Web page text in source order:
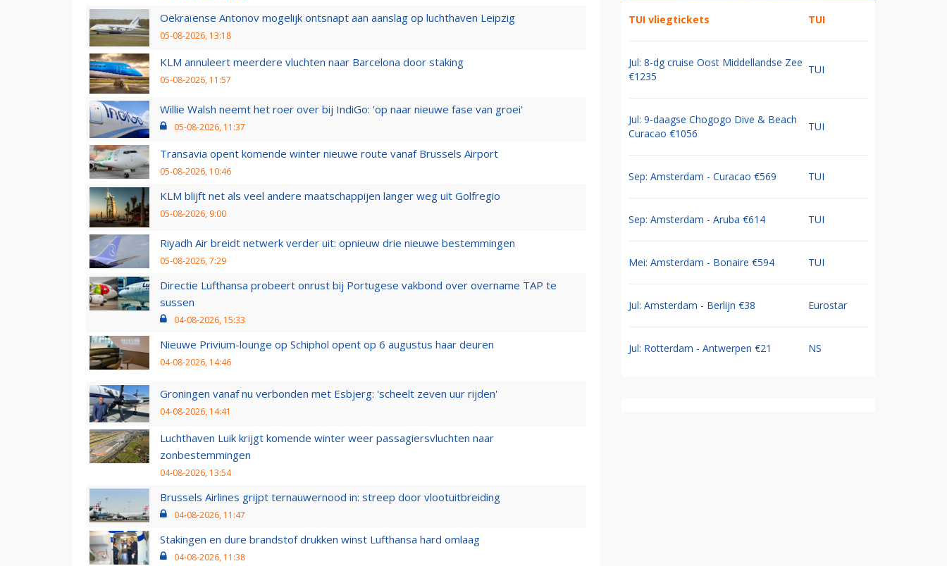
Oekraïense Antonov mogelijk ontsnapt aan aanslag op luchthaven Leipzig
05-08-2026, 13:18
KLM annuleert meerdere vluchten naar Barcelona door staking
05-08-2026, 11:57
Willie Walsh neemt het roer over bij IndiGo: 'op naar nieuwe fase van groei'
05-08-2026, 11:37
Transavia opent komende winter nieuwe route vanaf Brussels Airport
05-08-2026, 10:46
KLM blijft net als veel andere maatschappijen langer weg uit Golfregio
05-08-2026, 9:00
Riyadh Air breidt netwerk verder uit: opnieuw drie nieuwe bestemmingen
05-08-2026, 7:29
Directie Lufthansa probeert onrust bij Portugese vakbond over overname TAP te
sussen
04-08-2026, 15:33
Nieuwe Privium-lounge op Schiphol opent op 6 augustus haar deuren
04-08-2026, 14:46
Groningen vanaf nu verbonden met Esbjerg: 'scheelt zeven uur rijden'
04-08-2026, 14:41
Luchthaven Luik krijgt komende winter weer passagiersvluchten naar
zonbestemmingen
04-08-2026, 13:54
Brussels Airlines grijpt ternauwernood in: streep door vlootuitbreiding
04-08-2026, 11:47
Stakingen en dure brandstof drukken winst Lufthansa hard omlaag
04-08-2026, 11:38
TUI vliegtickets TUI
Jul: 8-dg cruise Oost Middellandse Zee
€1235
TUI
Jul: 9-daagse Chogogo Dive & Beach
Curacao €1056
TUI
Sep: Amsterdam - Curacao €569 TUI
Sep: Amsterdam - Aruba €614 TUI
Mei: Amsterdam - Bonaire €594 TUI
Jul: Amsterdam - Berlijn €38 Eurostar
Jul: Rotterdam - Antwerpen €21 NS